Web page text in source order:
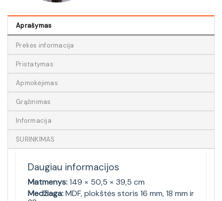
Aprašymas
Prekės informacija
Pristatymas
Apmokėjimas
Grąžinimas
Informacija
SURINKIMAS
Daugiau informacijos
Matmenys:149 × 50,5 × 39,5 cm
Medžiaga:MDF, plokštės storis 16 mm, 18 mm ir